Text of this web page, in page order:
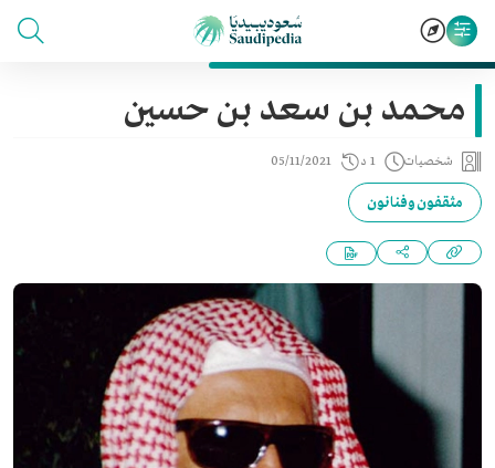
محمد بن سعد بن حسين
شخصيات 1 د 05/11/2021
مثقفون وفنانون